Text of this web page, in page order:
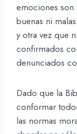
emociones
buenas ni
y otra vez que
confirmados
denunciados
Dado que la
conformar
las normas